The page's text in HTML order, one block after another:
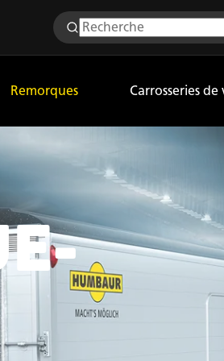
Remorques Carrosseries de